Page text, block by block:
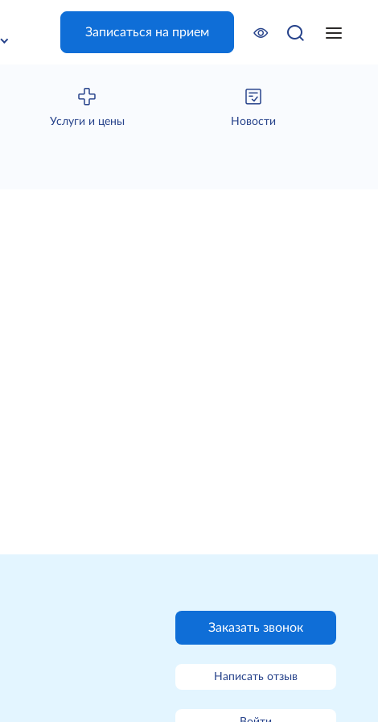
Услуги и цены Новости
Записаться на прием
Заказать звонок
Написать отзыв